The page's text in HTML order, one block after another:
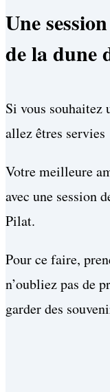
Une
de la dune
Si vous
allez êtres servies
Votre meilleure
avec une session
Pilat.
Pour ce faire,
n’oubliez pas de
garder des